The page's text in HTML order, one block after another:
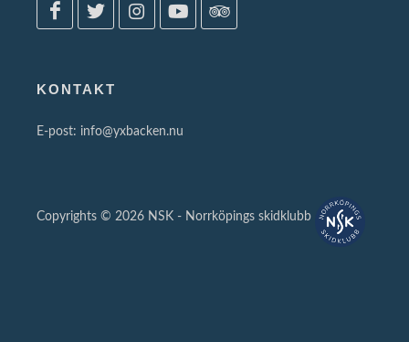
KONTAKT
E-post: info@yxbacken.nu
Copyrights © 2026 NSK - Norrköpings skidklubb